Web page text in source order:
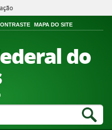
MAPA DO SITE
do